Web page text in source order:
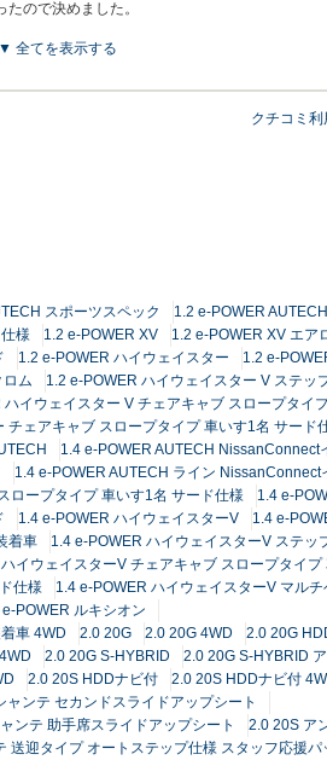
ので決めました。
ます。 この度はネクステージをご利用いただ
今後もご満足いただけるよう精進してまいりま
▼ 全てを表示する
クチコミ
スポーツスペック
1.2 e-POWER
様 1.2 e-POWER XV
1.2 e-POWER XV エア
1.2 e-POWER ハイウェイスター
1.2 e-
ム
1.2 e-POWER ハイウェイスター V ステッ
ハイウェイスター V チェアキャブ スロープタイ
チェアキャブ スロープタイプ 車いす1名 サード
1.4 e-POWER AUTECH
1.4 e-POWER AUTECH ライン
ロープタイプ 車いす1名 サード仕様
1.4 e-
1.4 e-POWER ハイウェイスターV
1.4 e-
着車
1.4 e-POWER ハイウェイスターV ステッ
イウェイスターV チェアキャブ スロープタイ
仕様
1.4 e-POWER ハイウェイスターV マルチ
e-POWER ルキシオン
車 4WD
2.0 20G 2.0 20G 4WD
2.0 20G
2.0 20G S-HYBRID
2.0 20G S-HYBRID
2.0 20S HDDナビ付
2.0 20S HDDナビ付
ャンテ セカンドスライドアップシート
ンテ 助手席スライドアップシート
2.0 20S ア
送迎タイプ オートステップ仕様 スタッフ応援パ